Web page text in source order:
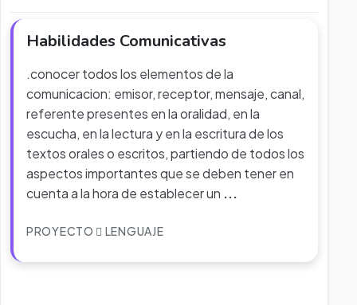
Habilidades Comunicativas
.conocer todos los elementos de la
comunicacion: emisor, receptor, mensaje, canal,
referente presentes en la oralidad, en la
escucha, en la lectura y en la escritura de los
textos orales o escritos, partiendo de todos los
aspectos importantes que se deben tener en
cuenta a la hora de establecer un ...
PROYECTO LENGUAJE